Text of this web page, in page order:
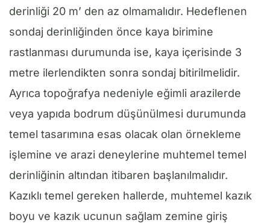
derinliği 20 m’ den az olmamalıdır. Hedeflenen
sondaj derinliğinden önce kaya birimine
rastlanması durumunda ise, kaya içerisinde 3
metre ilerlendikten sonra sondaj bitirilmelidir.
Ayrıca topoğrafya nedeniyle eğimli arazilerde
veya yapıda bodrum düşünülmesi durumunda
temel tasarımına esas olacak olan örnekleme
işlemine ve arazi deneylerine muhtemel temel
derinliğinin altından itibaren başlanılmalıdır.
Kazıklı temel gereken hallerde, muhtemel kazık
boyu ve kazık ucunun sağlam zemine giriş